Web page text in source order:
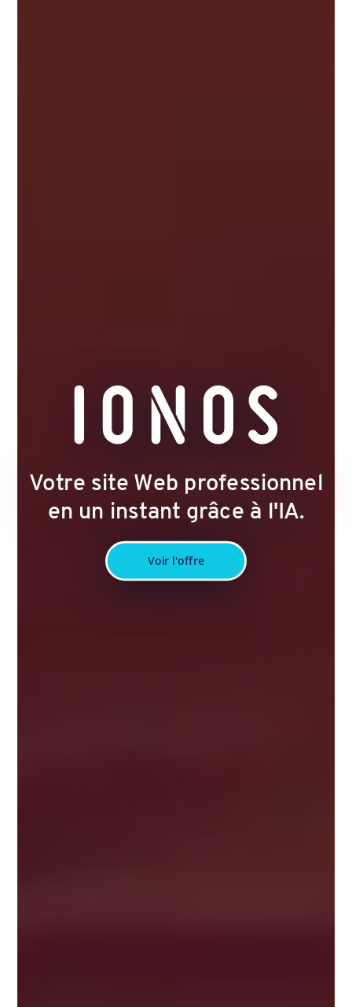
Votre site Web professionnel
en un instant grâce à l'IA.
Voir l'offre